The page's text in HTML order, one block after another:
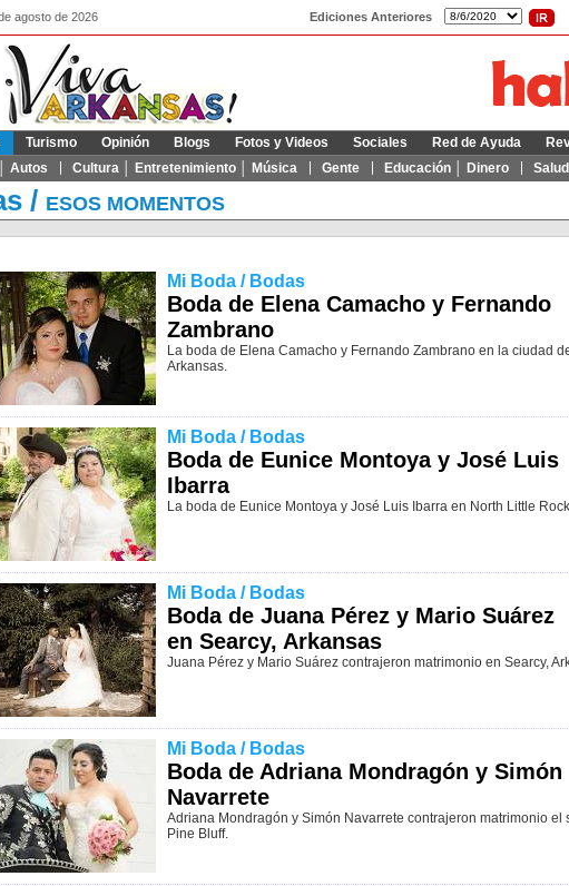
agosto de 2026 Ediciones Anteriores
Autos
Cultura │ Entretenimiento │ Música Gente Educación │ Dinero
Turismo Opinión Blogs Fotos y Videos Sociales Red de Ayuda
/ ESOS MOMENTOS
Mi Boda / Bodas
Boda de Elena Camacho y Fernando
Zambrano
La boda de Elena Camacho y Fernando Zambrano en la ciudad
Arkansas.
Mi Boda / Bodas
Boda de Eunice Montoya y José Luis
Ibarra
La boda de Eunice Montoya y José Luis Ibarra en North Little
Mi Boda / Bodas
Boda de Juana Pérez y Mario Suárez
en Searcy, Arkansas
Juana Pérez y Mario Suárez contrajeron matrimonio en Searcy,
Mi Boda / Bodas
Boda de Adriana Mondragón y Simón
Navarrete
Adriana Mondragón y Simón Navarrete contrajeron matrimonio el
Pine Bluff.